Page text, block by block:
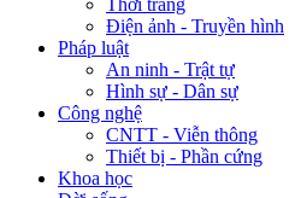
Thời trang
Điện ảnh - Truyền hình
Pháp luật
An ninh - Trật tự
Hình sự - Dân sự
Công nghệ
CNTT - Viễn thông
Thiết bị - Phần cứng
Khoa học